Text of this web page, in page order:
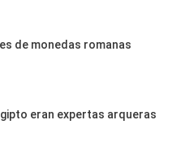
de monedas romanas
eran expertas arqueras